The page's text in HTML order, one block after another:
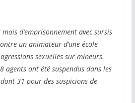
d’emprisonnement avec sursis
un animateur d’une école
sexuelles sur mineurs.
agents ont été suspendus dans les
31 pour des suspicions de